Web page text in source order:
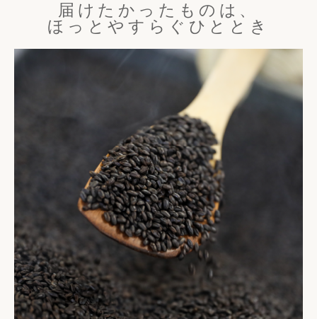
届けたかったものは、
ほっとやすらぐひととき